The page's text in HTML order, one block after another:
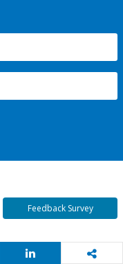
Feedback Survey